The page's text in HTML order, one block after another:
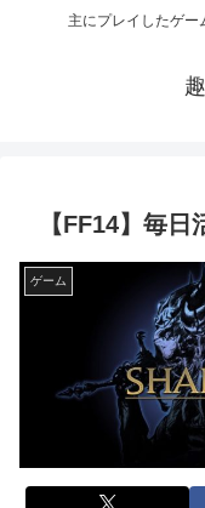
主にプレイしたゲー
【FF14】毎日
ゲーム